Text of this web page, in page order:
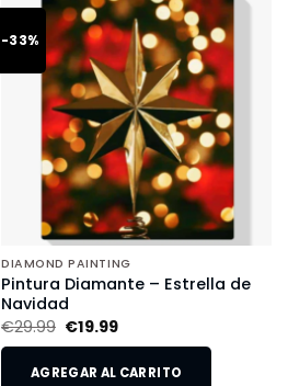
-33%
DIAMOND PAINTING
Pintura Diamante – Estrella de
Navidad
€29.99 €19.99
AGREGAR AL CARRITO